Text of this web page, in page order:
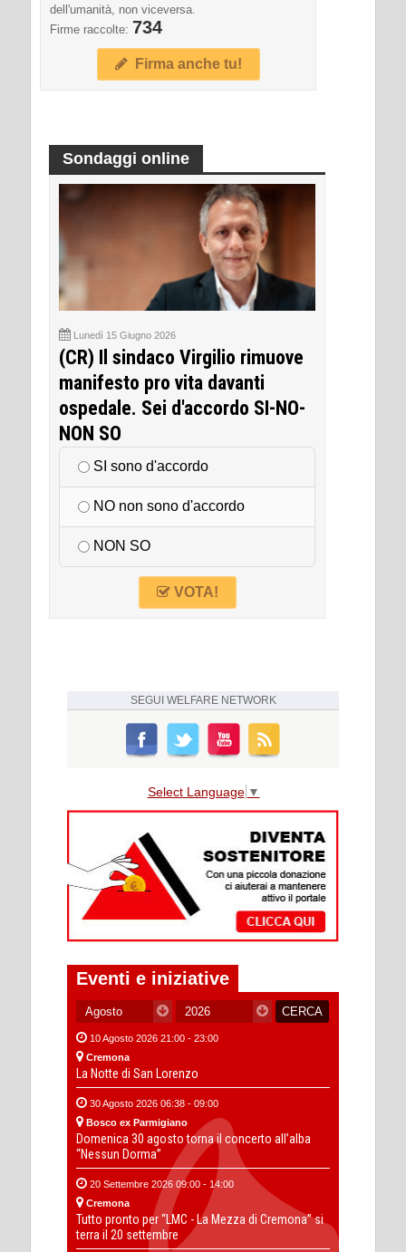
dell'umanità, non viceversa.
Firme raccolte: 734
Firma anche tu!
Sondaggi online
Lunedì 15 Giugno 2026
(CR) Il sindaco Virgilio rimuove
manifesto pro vita davanti
ospedale. Sei d'accordo SI-NO-
NON SO
SI sono d'accordo
NO non sono d'accordo
NON SO
VOTA!
SEGUI WELFARE NETWORK
Select Language ▼
Eventi e iniziative
10 Agosto 2026 21:00 - 23:00
Cremona
La Notte di San Lorenzo
30 Agosto 2026 06:38 - 09:00
Bosco ex Parmigiano
Domenica 30 agosto torna il concerto all’alba
“Nessun Dorma”
20 Settembre 2026 09:00 - 14:00
Cremona
Tutto pronto per “LMC - La Mezza di Cremona” si
terra il 20 settembre